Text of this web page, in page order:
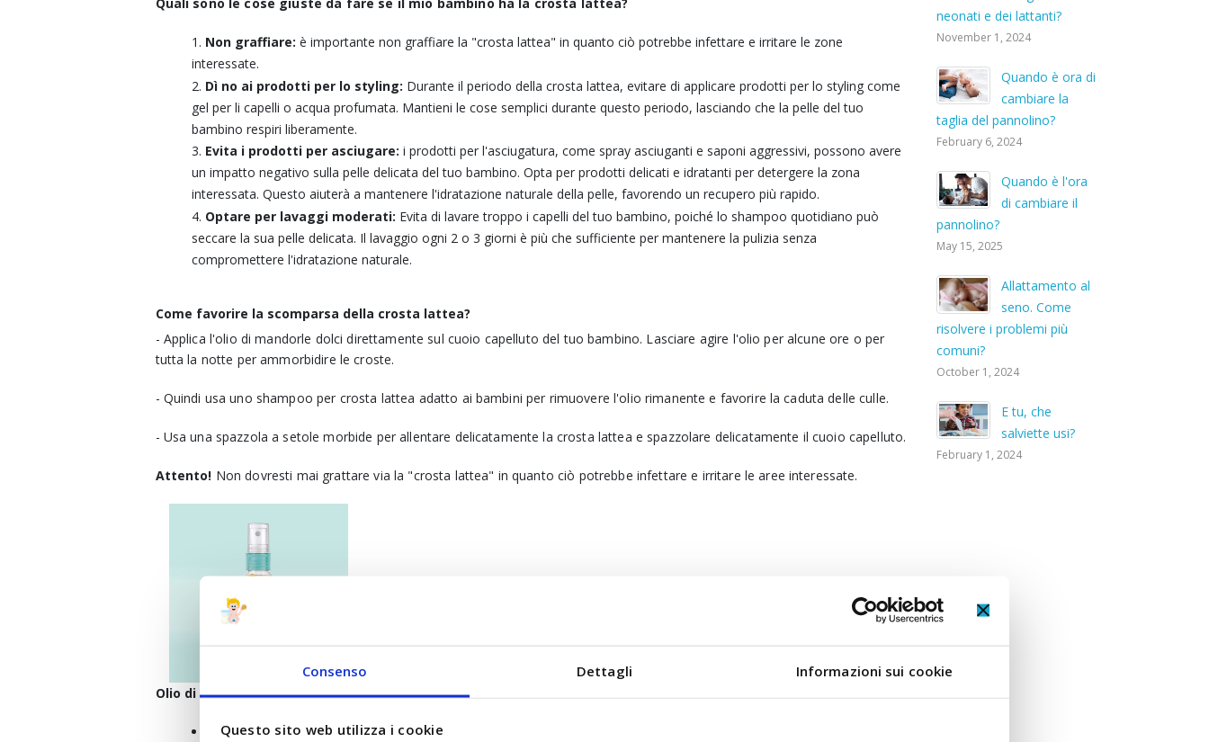
Consenso Dettagli Informazioni sui cookie
Questo sito web utilizza i cookie
Non graffiare: è importante non graffiare la "crosta lattea" in quanto ciò potrebbe infettare e irritare le zone
interessate.
Dì no ai prodotti per lo styling: Durante il periodo della crosta lattea, evitare di applicare prodotti per lo styling come
gel per li capelli o acqua profumata. Mantieni le cose semplici durante questo periodo, lasciando che la pelle del tuo
bambino respiri liberamente.
Evita i prodotti per asciugare: i prodotti per l'asciugatura, come spray asciuganti e saponi aggressivi, possono avere
un impatto negativo sulla pelle delicata del tuo bambino. Opta per prodotti delicati e idratanti per detergere la zona
interessata. Questo aiuterà a mantenere l'idratazione naturale della pelle, favorendo un recupero più rapido.
Optare per lavaggi moderati: Evita di lavare troppo i capelli del tuo bambino, poiché lo shampoo quotidiano può
seccare la sua pelle delicata. Il lavaggio ogni 2 o 3 giorni è più che sufficiente per mantenere la pulizia senza
compromettere l'idratazione naturale.
Come favorire la scomparsa della crosta lattea?
- Applica l'olio di mandorle dolci direttamente sul cuoio capelluto del tuo bambino. Lasciare agire l'olio per alcune ore o per
tutta la notte per ammorbidire le croste.
- Quindi usa uno shampoo per crosta lattea adatto ai bambini per rimuovere l'olio rimanente e favorire la caduta delle culle.
- Usa una spazzola a setole morbide per allentare delicatamente la crosta lattea e spazzolare delicatamente il cuoio capelluto.
Attento! Non dovresti mai grattare via la "crosta lattea" in quanto ciò potrebbe infettare e irritare le aree interessate.
Olio di mandorle dolci spray
Applicazione facile e precisa grazie al flacone spray
neonati e dei lattanti?
November 1, 2024
Quando è ora di
cambiare la
taglia del pannolino?
February 6, 2024
Quando è l'ora
di cambiare il
pannolino?
May 15, 2025
Allattamento al
seno. Come
risolvere i problemi più
comuni?
October 1, 2024
E tu, che
salviette usi?
February 1, 2024